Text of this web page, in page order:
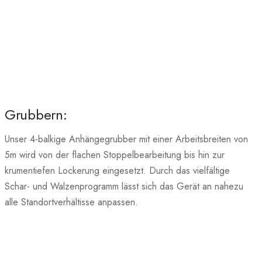
Grubbern:
Unser 4-balkige Anhängegrubber mit einer Arbeitsbreiten von
5m wird von der flachen Stoppelbearbeitung bis hin zur
krumentiefen Lockerung eingesetzt. Durch das vielfältige
Schar- und Walzenprogramm lässt sich das Gerät an nahezu
alle Standortverhältisse anpassen.